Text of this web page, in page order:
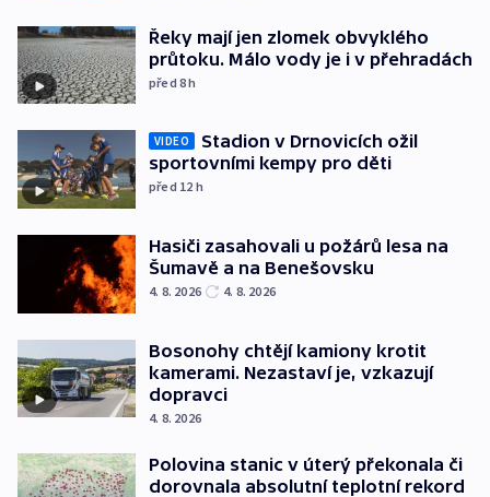
Řeky mají jen zlomek obvyklého
průtoku. Málo vody je i v přehradách
před 8h
VIDEO
Stadion v Drnovicích ožil
sportovními kempy pro děti
před 12 h
Hasiči zasahovali u požárů lesa na
Šumavě a na Benešovsku
4. 8. 2026 4. 8. 2026
Bosonohy chtějí kamiony krotit
kamerami. Nezastaví je, vzkazují
dopravci
4. 8. 2026
Polovina stanic v úterý překonala či
dorovnala absolutní teplotní rekord